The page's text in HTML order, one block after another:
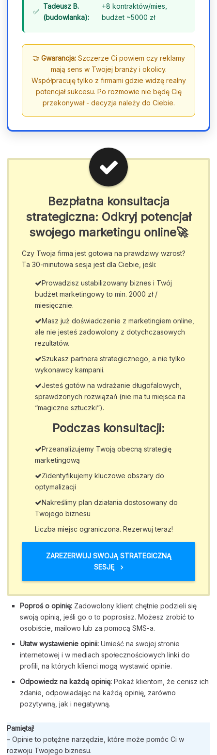
Tadeusz B.
(budowlanka):
+8 kontraktów/mies,
budżet ~5000 zł
🤝 Gwarancja:Szczerze Ci powiem czy reklamy
mają sens w Twojej branży i okolicy.
Współpracuję tylko z firmami gdzie widzę realny
potencjał sukcesu. Po rozmowie nie będę Cię
przekonywał - decyzja należy do Ciebie.
Bezpłatna konsultacja
strategiczna: Odkryj potencjał
swojego marketingu online🚀
Czy Twoja firma jest gotowa na prawdziwy wzrost?
Ta 30-minutowa sesja jest dla Ciebie, jeśli:
Prowadzisz ustabilizowany biznes i Twój
budżet marketingowy to min. 2000 zł /
miesięcznie.
Masz już doświadczenie z marketingiem online,
ale nie jesteś zadowolony z dotychczasowych
rezultatów.
Szukasz partnera strategicznego, a nie tylko
wykonawcy kampanii.
Jesteś gotów na wdrażanie długofalowych,
sprawdzonych rozwiązań (nie ma tu miejsca na
“magiczne sztuczki”).
Podczas konsultacji:
Przeanalizujemy Twoją obecną strategię
marketingową
Zidentyfikujemy kluczowe obszary do
optymalizacji
Nakreślimy plan działania dostosowany do
Twojego biznesu
Liczba miejsc ograniczona. Rezerwuj teraz!
ZAREZERWUJ SWOJĄ STRATEGICZNĄ
SESJĘ
Poproś o opinię: Zadowolony klient chętnie podzieli się
swoją opinią, jeśli go o to poprosisz. Możesz zrobić to
osobiście, mailowo lub za pomocą SMS-a.
Ułatw wystawienie opinii: Umieść na swojej stronie
internetowej i w mediach społecznościowych linki do
profili, na których klienci mogą wystawić opinie.
Odpowiedz na każdą opinię: Pokaż klientom, że cenisz ich
zdanie, odpowiadając na każdą opinię, zarówno
pozytywną, jak i negatywną.
Pamiętaj!
– Opinie to potężne narzędzie, które może pomóc Ci w
rozwoju Twojego biznesu.